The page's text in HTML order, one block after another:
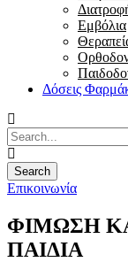
Εμβόλια
Δόσεις
Επικοινωνία
ΦΙΜΩΣΗ
ΠΑΙΔΙΑ